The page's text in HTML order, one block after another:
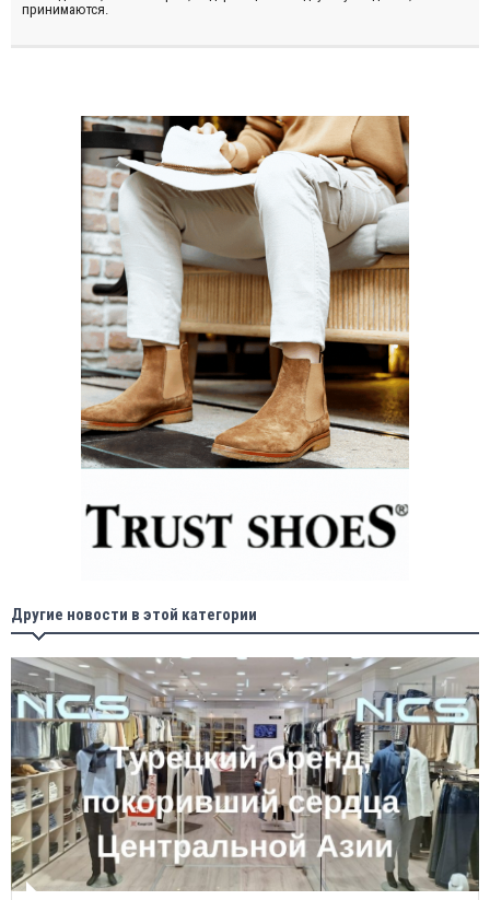
принимаются.
Другие новости в этой категории